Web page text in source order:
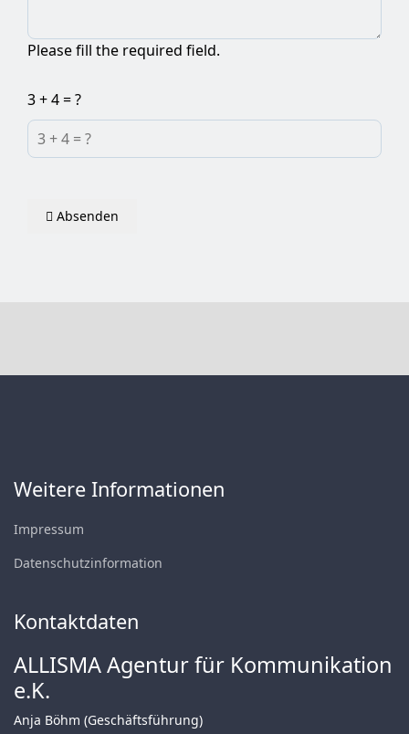
Please fill the required field.
3 + 4 = ?
Absenden
Weitere Informationen
Impressum
Datenschutzinformation
Kontaktdaten
ALLISMA Agentur für Kommunikation
e.K.
Anja Böhm (Geschäftsführung)